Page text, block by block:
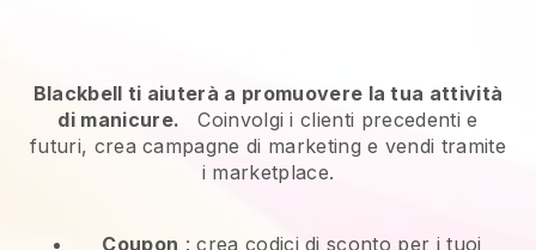
Blackbell ti aiuterà a promuovere la tua attività
di manicure.
Coinvolgi i clienti precedenti e
futuri, crea campagne di marketing e vendi tramite
i marketplace.
Coupon : crea codici di sconto per i tuoi